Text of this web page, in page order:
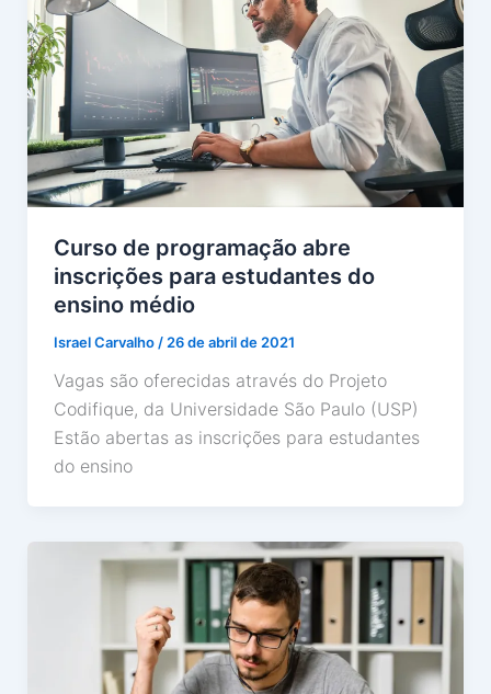
Curso de programação abre
inscrições para estudantes do
ensino médio
Israel Carvalho / 26 de abril de 2021
Vagas são oferecidas através do Projeto
Codifique, da Universidade São Paulo (USP)
Estão abertas as inscrições para estudantes
do ensino